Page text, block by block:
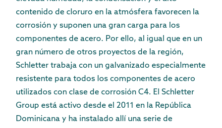
contenido de cloruro en la atmósfera favorecen la
corrosión y suponen una gran carga para los
componentes de acero. Por ello, al igual que en un
gran número de otros proyectos de la región,
Schletter trabaja con un galvanizado especialmente
resistente para todos los componentes de acero
utilizados con clase de corrosión C4. El Schletter
Group está activo desde el 2011 en la República
Dominicana y ha instalado allí una serie de